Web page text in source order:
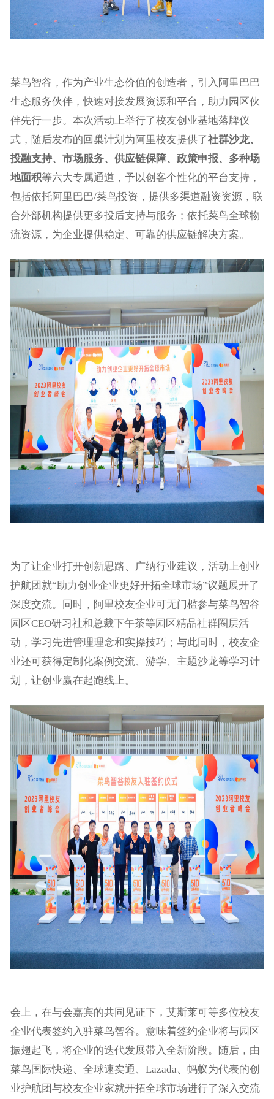
菜鸟智谷，作为产业生态价值的创造者，引入阿里巴巴
生态服务伙伴，快速对接发展资源和平台，助力园区伙
伴先行一步。本次活动上举行了校友创业基地落牌仪
式，随后发布的回巢计划为阿里校友提供了社群沙龙、
投融支持、市场服务、供应链保障、政策申报、多种场
地面积等六大专属通道，予以创客个性化的平台支持，
包括依托阿里巴巴/菜鸟投资，提供多渠道融资资源，联
合外部机构提供更多投后支持与服务；依托菜鸟全球物
流资源，为企业提供稳定、可靠的供应链解决方案。
为了让企业打开创新思路、广纳行业建议，活动上创业
护航团就“助力创业企业更好开拓全球市场”议题展开了
深度交流。同时，阿里校友企业可无门槛参与菜鸟智谷
园区CEO研习社和总裁下午茶等园区精品社群圈层活
动，学习先进管理理念和实操技巧；与此同时，校友企
业还可获得定制化案例交流、游学、主题沙龙等学习计
划，让创业赢在起跑线上。
会上，在与会嘉宾的共同见证下，艾斯莱可等多位校友
企业代表签约入驻菜鸟智谷。意味着签约企业将与园区
振翅起飞，将企业的迭代发展带入全新阶段。随后，由
菜鸟国际快递、全球速卖通、Lazada、蚂蚁为代表的创
业护航团与校友企业家就开拓全球市场进行了深入交流